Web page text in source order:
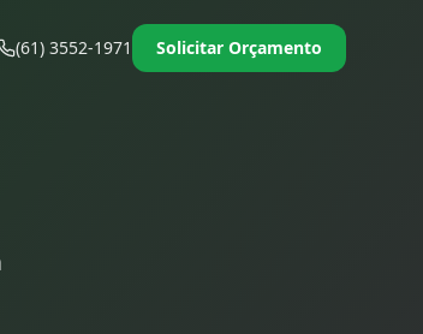
(61) 3552-1971 Solicitar Orçamento